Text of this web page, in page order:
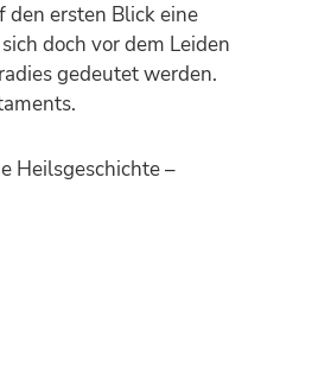
den ersten Blick eine
doch vor dem Leiden
gedeutet werden.
Heilsgeschichte –